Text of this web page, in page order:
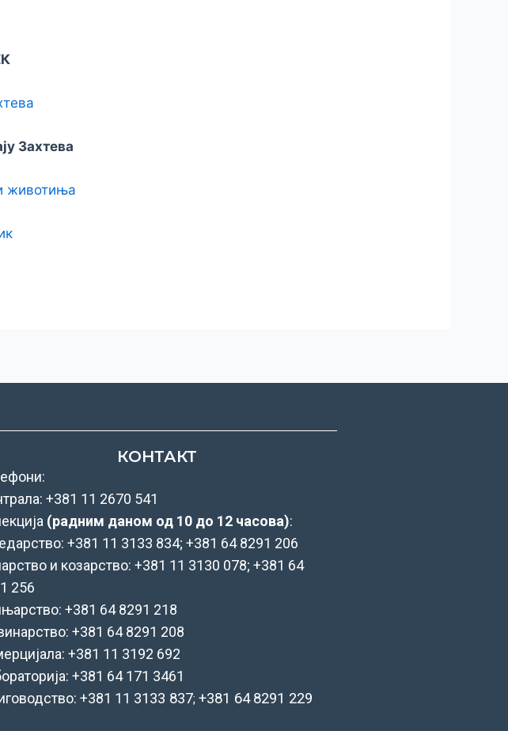
Захтева
животиња
КОНТАКТ
+381 11 2670 541
(радним даном од 10 до 12 часова):
+381 11 3133 834; +381 64 8291 206
и козарство: +381 11 3130 078; +381 64
256
+381 64 8291 218
+381 64 8291 208
+381 11 3192 692
+381 64 171 3461
+381 11 3133 837; +381 64 8291 229